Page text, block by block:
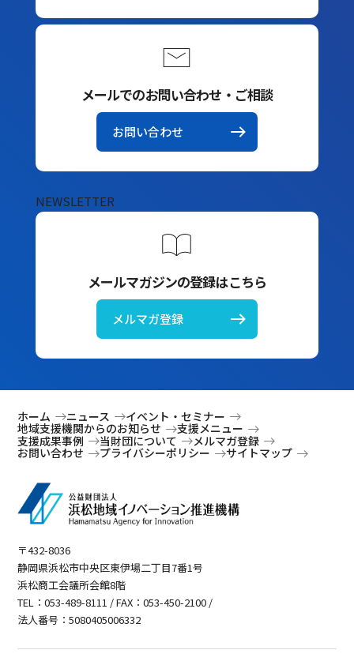
メールでのお問い合わせ・ご相談
お問い合わせ
NEWSLETTER
メールマガジンの登録はこちら
メルマガ登録
〒432-8036
静岡県浜松市中央区東伊場二丁目7番1号
浜松商工会議所会館8階
TEL：053-489-8111 / FAX：053-450-2100 /
法人番号：5080405006332
ホーム ニュース イベント・セミナー
地域支援機関からのお知らせ 支援メニュー
支援成果事例 当財団について メルマガ登録
お問い合わせ プライバシーポリシー サイトマップ